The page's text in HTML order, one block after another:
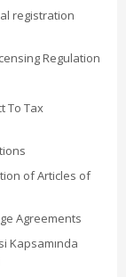
registration
Regulation
To Tax
of Articles of
Agreements
Kapsamında